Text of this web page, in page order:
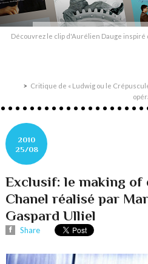
Découvrez le clip d'Aurélien Dauge
Critique de « Ludwig ou le
2010
25/08
Exclusif: le making of
Chanel réalisé par
Gaspard Ulliel
Share